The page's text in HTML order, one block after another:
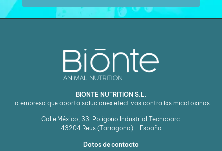
BIONTE NUTRITION S.L.
La empresa que aporta soluciones efectivas contra las micotoxinas.
Calle México, 33. Polígono Industrial Tecnoparc.
43204 Reus (Tarragona) - España
Datos de contacto